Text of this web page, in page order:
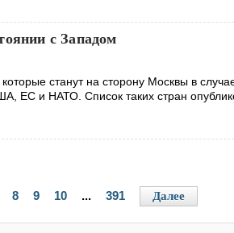
с Западом
станут на сторону Москвы в
ЕС и НАТО. Список таких стран
8 9 10 ... 391 Далее